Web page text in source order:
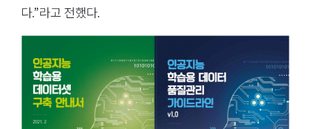
다.”라고 전했다.